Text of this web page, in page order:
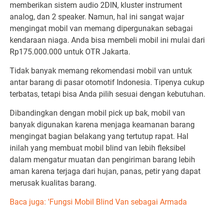
memberikan sistem audio 2DIN, kluster instrument
analog, dan 2 speaker. Namun, hal ini sangat wajar
mengingat mobil van memang dipergunakan sebagai
kendaraan niaga. Anda bisa membeli mobil ini mulai dari
Rp175.000.000 untuk OTR Jakarta.
Tidak banyak memang rekomendasi mobil van untuk
antar barang di pasar otomotif Indonesia. Tipenya cukup
terbatas, tetapi bisa Anda pilih sesuai dengan kebutuhan.
Dibandingkan dengan mobil pick up bak, mobil van
banyak digunakan karena menjaga keamanan barang
mengingat bagian belakang yang tertutup rapat. Hal
inilah yang membuat mobil blind van lebih fleksibel
dalam mengatur muatan dan pengiriman barang lebih
aman karena terjaga dari hujan, panas, petir yang dapat
merusak kualitas barang.
Baca juga: 'Fungsi Mobil Blind Van sebagai Armada